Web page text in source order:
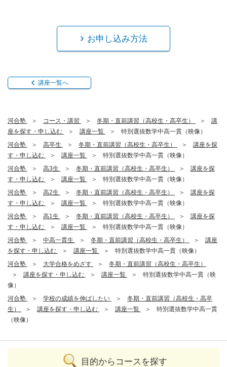
お申し込み方法
講座一覧へ
河合塾 コース・講習 冬期・直前講習（高校生・高卒生）
講
座を探す・申し込む
講座一覧
特別選抜数学中高一貫（映像）
河合塾
高卒生 冬期・直前講習（高校生・高卒生）
講座を探
す・申し込む
講座一覧
特別選抜数学中高一貫（映像）
河合塾
高3生 冬期・直前講習（高校生・高卒生）
講座を探
す・申し込む
講座一覧
特別選抜数学中高一貫（映像）
河合塾
高2生 冬期・直前講習（高校生・高卒生）
講座を探
す・申し込む
講座一覧
特別選抜数学中高一貫（映像）
河合塾
高1生 冬期・直前講習（高校生・高卒生）
講座を探
す・申し込む
講座一覧
特別選抜数学中高一貫（映像）
河合塾
中高一貫生 冬期・直前講習（高校生・高卒生）
講座
を探す・申し込む
講座一覧
特別選抜数学中高一貫（映像）
河合塾
大学合格をめざす
冬期・直前講習（高校生・高卒生）
講座を探す・申し込む
講座一覧
特別選抜数学中高一貫（映
像）
河合塾
学校の成績を伸ばしたい
冬期・直前講習（高校生・高卒
生）
講座を探す・申し込む 講座一覧
特別選抜数学中高一貫
（映像）
目的からコースを探す